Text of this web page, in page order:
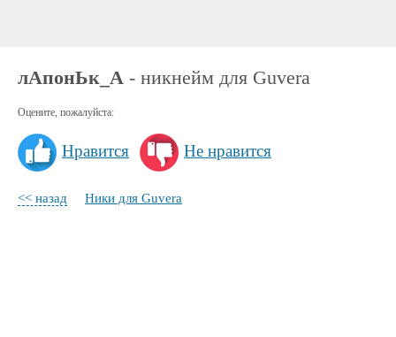
лАпонЬк_А - никнейм для Guvera
Оцените, пожалуйста:
Нравится Не нравится
<< назад Ники для Guvera